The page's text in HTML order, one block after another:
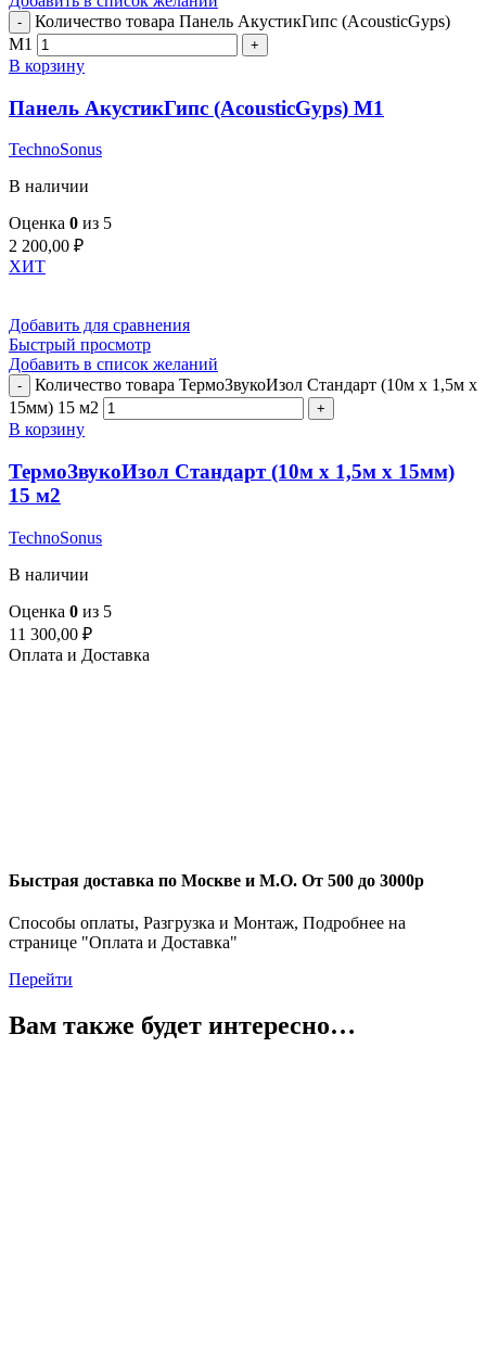
Количество товара Панель АкустикГипс (AcousticGyps)
M1
В корзину
Панель АкустикГипс (AcousticGyps) M1
TechnoSonus
В наличии
Оценка 0 из 5
2 200,00 ₽
ХИТ
Добавить для сравнения
Быстрый просмотр
Добавить в список желаний
Количество товара ТермоЗвукоИзол Стандарт (10м х 1,5м х
15мм) 15 м2
В корзину
ТермоЗвукоИзол Стандарт (10м х 1,5м х 15мм)
15 м2
TechnoSonus
В наличии
Оценка 0 из 5
11 300,00 ₽
Оплата и Доставка
Быстрая доставка по Москве и М.О. От 500 до 3000р
Способы оплаты, Разгрузка и Монтаж, Подробнее на
странице "Оплата и Доставка"
Перейти
Вам также будет интересно…